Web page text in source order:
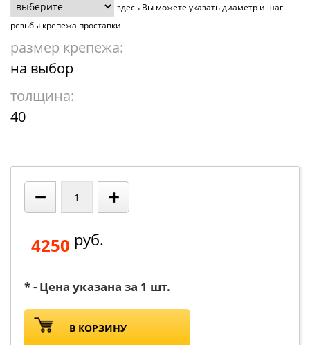
здесь Вы можете указать диаметр и шаг
резьбы крепежа проставки
размер крепежа:
на выбор
толщина:
40
− +
4250 руб.
* - Цена указана за 1 шт.
В КОРЗИНУ